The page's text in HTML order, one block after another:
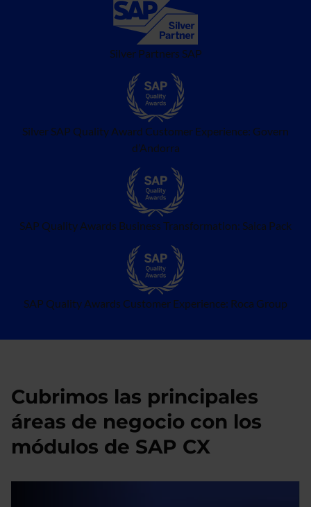
Silver Partners SAP
Silver SAP Quality Award Customer Experience: Govern
d’Andorra
SAP Quality Awards Business Transformation: Saica Pack
SAP Quality Awards Customer Experience: Roca Group
Cubrimos las principales
áreas de negocio con los
módulos de SAP CX